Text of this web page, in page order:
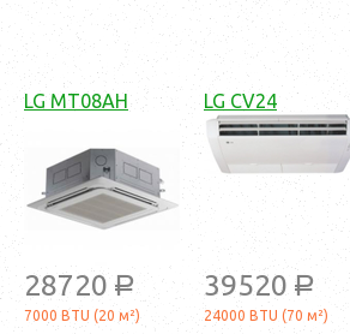
LG MT08AH
28720 a
7000 BTU (20 м²)
LG CV24
39520 a
24000 BTU (70 м²)